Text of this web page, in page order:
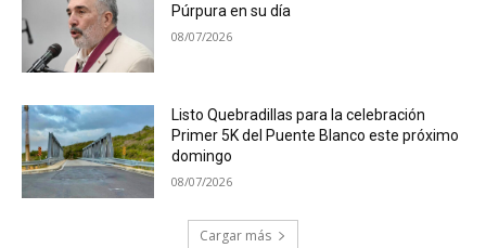
Púrpura en su día
08/07/2026
Listo Quebradillas para la celebración
Primer 5K del Puente Blanco este próximo
domingo
08/07/2026
Cargar más